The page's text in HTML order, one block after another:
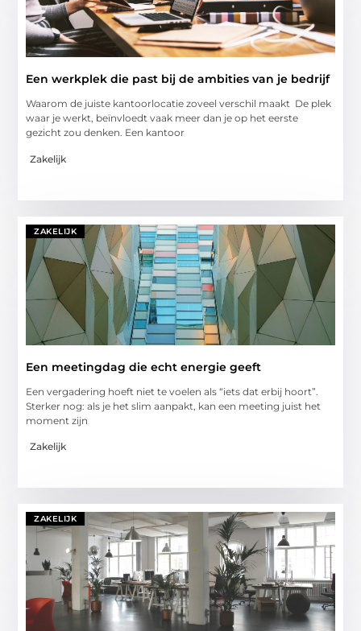
Een werkplek die past bij de ambities van je bedrijf
Waarom de juiste kantoorlocatie zoveel verschil maakt De plek
waar je werkt, beïnvloedt vaak meer dan je op het eerste
gezicht zou denken. Een kantoor
Zakelijk
ZAKELIJK
Een meetingdag die echt energie geeft
Een vergadering hoeft niet te voelen als “iets dat erbij hoort”.
Sterker nog: als je het slim aanpakt, kan een meeting juist het
moment zijn
Zakelijk
ZAKELIJK